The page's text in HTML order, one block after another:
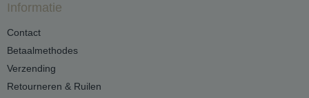
Informatie
Contact
Betaalmethodes
Verzending
Retourneren & Ruilen